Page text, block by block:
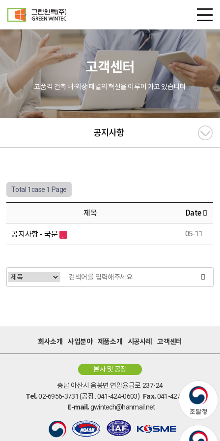
고객센터
고품격 건축 내·외장 패널의 혁신을 이루어 가고 있습니다
공지사항
Total 1case 1 Page
제목 Date
공지사항 - 국문 05-11
회사소개 사업분야 제품소개 시공사례 고객센터
본사 및 공장
충남 아산시 음봉면 연암율금로 237-24
Tel.02-6956-3731 (공장 : 041-424-0603) Fax.041-427-5269
E-mail.gwintech@hanmail.net